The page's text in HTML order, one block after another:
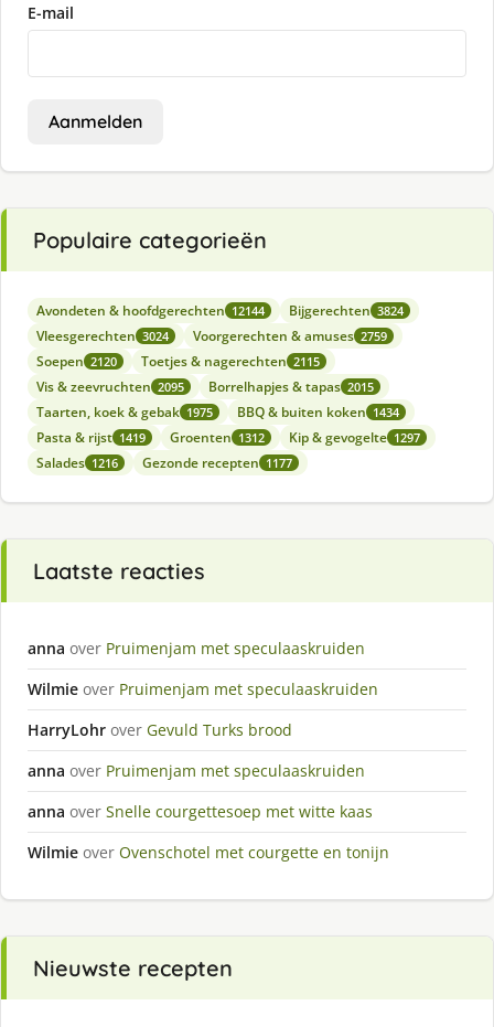
E-mail
Aanmelden
Populaire categorieën
Avondeten & hoofdgerechten 12144 Bijgerechten 3824
Vleesgerechten 3024 Voorgerechten & amuses 2759
Soepen 2120 Toetjes & nagerechten 2115
Vis & zeevruchten 2095 Borrelhapjes & tapas 2015
Taarten, koek & gebak 1975 BBQ & buiten koken 1434
Pasta & rijst 1419 Groenten 1312 Kip & gevogelte 1297
Salades 1216 Gezonde recepten 1177
Laatste reacties
anna over Pruimenjam met speculaaskruiden
Wilmie over Pruimenjam met speculaaskruiden
HarryLohr over Gevuld Turks brood
anna over Pruimenjam met speculaaskruiden
anna over Snelle courgettesoep met witte kaas
Wilmie over Ovenschotel met courgette en tonijn
Nieuwste recepten